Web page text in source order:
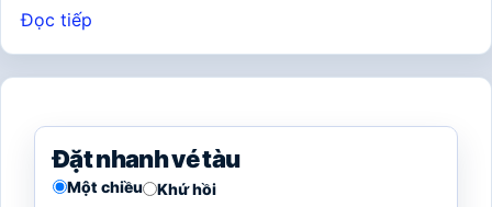
Đọc tiếp
Đặt nhanh vé tàu
Một chiều Khứ hồi